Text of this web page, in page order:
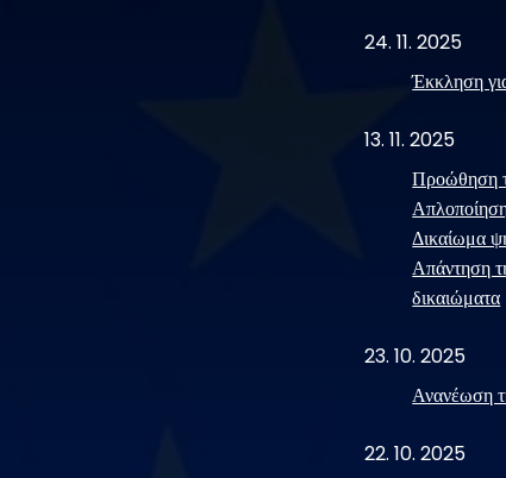
24. 11. 2025
Έκκληση
13. 11. 2025
Προώθηση
Δικαίωμα
Απάντηση
δικαιώματα
23. 10. 2025
Ανανέωση
22. 10. 2025